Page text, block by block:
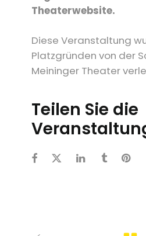
Theaterwebsite.
Diese Veranstaltung
Platzgründen von der
Meininger Theater
Teilen Sie die